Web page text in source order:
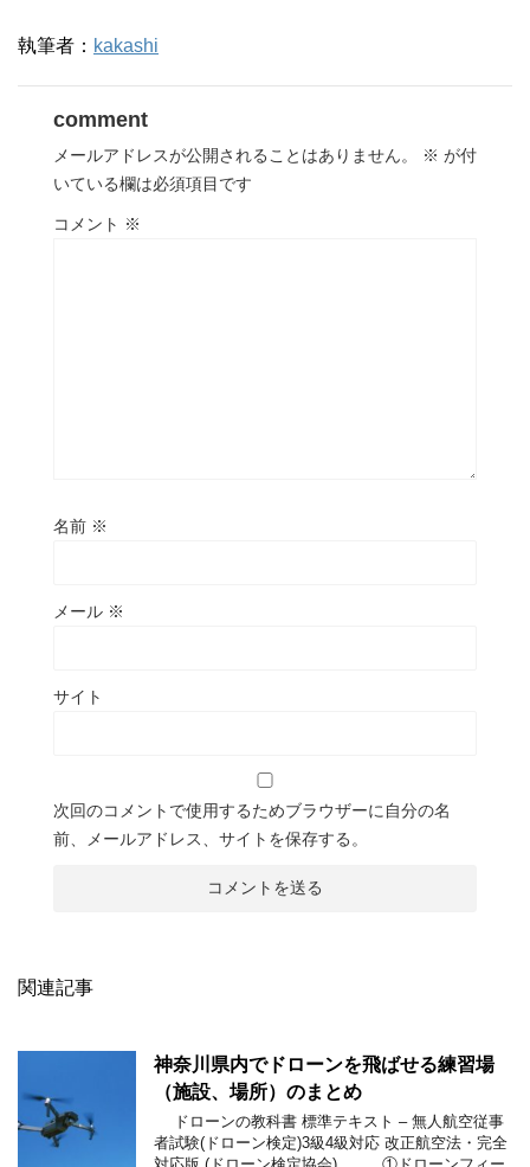
執筆者： kakashi
comment
メールアドレスが公開されることはありません。 ※ が付
いている欄は必須項目です
コメント ※
名前 ※
メール ※
サイト
次回のコメントで使用するためブラウザーに自分の名
前、メールアドレス、サイトを保存する。
関連記事
神奈川県内でドローンを飛ばせる練習場
（施設、場所）のまとめ
ドローンの教科書 標準テキスト – 無人航空従事
者試験(ドローン検定)3級4級対応 改正航空法・完全